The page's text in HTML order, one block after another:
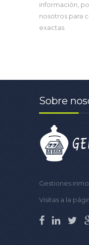
información,
nosotros para
exactas.
Sobre
Gestiones
Visitas a la